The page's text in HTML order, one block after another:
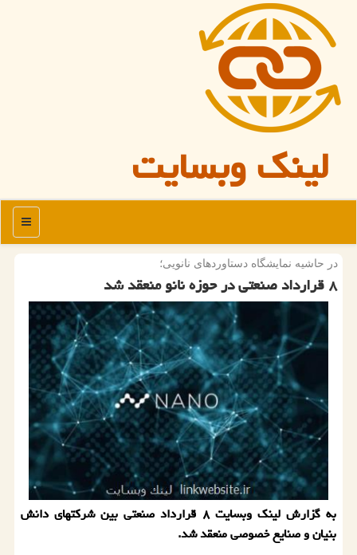
لینک وبسایت
منو
در حاشیه نمایشگاه دستاوردهای نانویی؛
۸ قرارداد صنعتی در حوزه نانو منعقد شد
به گزارش لینک وبسایت ۸ قرارداد صنعتی بین شرکتهای دانش
بنیان و صنایع خصوصی منعقد شد.